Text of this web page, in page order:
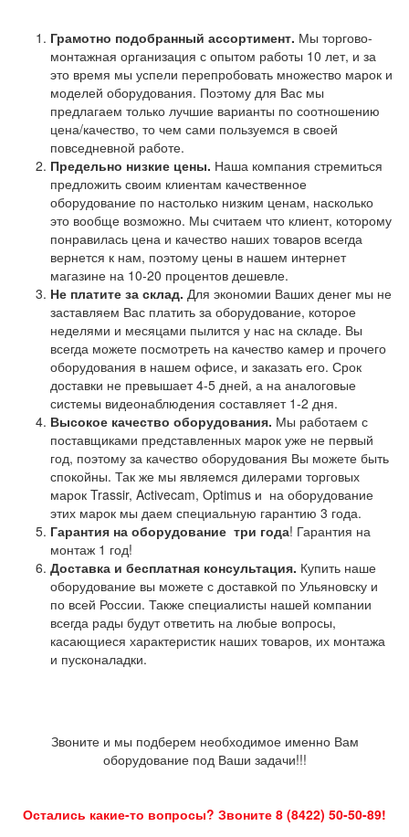
Грамотно подобранный ассортимент. Мы торгово-
монтажная организация с опытом работы 10 лет, и за
это время мы успели перепробовать множество марок и
моделей оборудования. Поэтому для Вас мы
предлагаем только лучшие варианты по соотношению
цена/качество, то чем сами пользуемся в своей
повседневной работе.
Предельно низкие цены. Наша компания стремиться
предложить своим клиентам качественное
оборудование по настолько низким ценам, насколько
это вообще возможно. Мы считаем что клиент, которому
понравилась цена и качество наших товаров всегда
вернется к нам, поэтому цены в нашем интернет
магазине на 10-20 процентов дешевле.
Не платите за склад. Для экономии Ваших денег мы не
заставляем Вас платить за оборудование, которое
неделями и месяцами пылится у нас на складе. Вы
всегда можете посмотреть на качество камер и прочего
оборудования в нашем офисе, и заказать его. Срок
доставки не превышает 4-5 дней, а на аналоговые
системы видеонаблюдения составляет 1-2 дня.
Высокое качество оборудования. Мы работаем с
поставщиками представленных марок уже не первый
год, поэтому за качество оборудования Вы можете быть
спокойны. Так же мы являемся дилерами торговых
марок Trassir, Activecam, Optimus и на оборудование
этих марок мы даем специальную гарантию 3 года.
Гарантия на оборудование три года! Гарантия на
монтаж 1 год!
Доставка и бесплатная консультация. Купить наше
оборудование вы можете с доставкой по Ульяновску и
по всей России. Также специалисты нашей компании
всегда рады будут ответить на любые вопросы,
касающиеся характеристик наших товаров, их монтажа
и пусконаладки.
Звоните и мы подберем необходимое именно Вам
оборудование под Ваши задачи!!!
Остались какие-то вопросы? Звоните 8 (8422) 50-50-89!